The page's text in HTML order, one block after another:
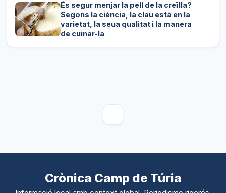
És segur menjar la pell de la creïlla?
Segons la ciència, la clau està en la
varietat, la seua qualitat i la manera
de cuinar-la
Crònica Camp de Túria